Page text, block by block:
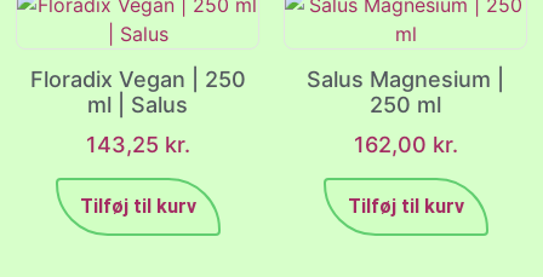
Floradix Vegan | 250
ml | Salus
143,25 kr.
Tilføj til kurv
Salus Magnesium |
250 ml
162,00 kr.
Tilføj til kurv